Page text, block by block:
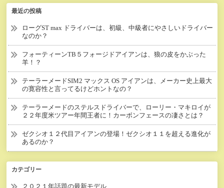
最近の投稿
ローグST max ドライバーは、初級、中級者にやさしいドライバー
なのか？
フォーティーンTB５フォージドアイアンは、狼の皮をかぶった
羊！？
テーラーメードSIM2 マックス OS アイアンは、メーカー史上最大
の寛容性と言ってるけどホントなの？
テーラーメードのステルスドライバーで、ローリー・マキロイが
２２年度米ツアー年間王者に！カーボンフェースの凄さとは？
ゼクシオ１２代目アイアンの登場！ゼクシオ１１を超える進化が
あるのか？
カテゴリー
２０２１年話題の最新モデル